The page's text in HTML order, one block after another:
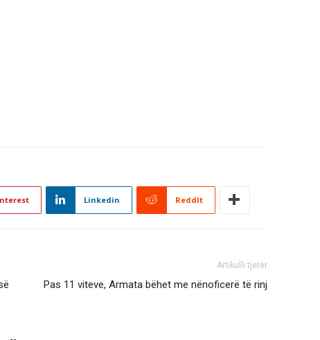
Linkedin ReddIt
Artikulli tjetër
Pas 11 viteve, Armata bëhet me nënoficerë të rinj